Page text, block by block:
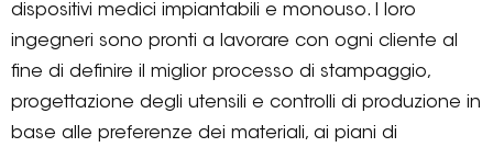
dispositivi medici impiantabili e monouso. I loro
ingegneri sono pronti a lavorare con ogni cliente al
fine di definire il miglior processo di stampaggio,
progettazione degli utensili e controlli di produzione in
base alle preferenze dei materiali, ai piani di